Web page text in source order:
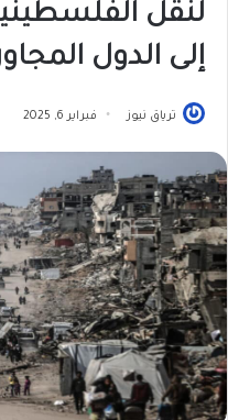
لنقل
إلى الدول
ترياق نيوز فبراير 6, 2025